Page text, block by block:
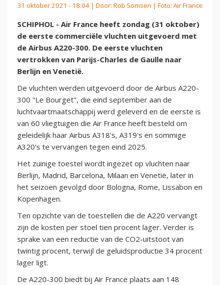
31 oktober 2021 - 18:04 | Door: Rob Somsen | Foto: Air France
SCHIPHOL - Air France heeft zondag (31 oktober)
de eerste commerciële vluchten uitgevoerd met
de Airbus A220-300. De eerste vluchten
vertrokken van Parijs-Charles de Gaulle naar
Berlijn en Venetië.
De vluchten werden uitgevoerd door de Airbus A220-
300 "Le Bourget", die eind september aan de
luchtvaartmaatschappij werd geleverd en de eerste is
van 60 vliegtuigen die Air France heeft besteld om
geleidelijk haar Airbus A318's, A319's en sommige
A320's te vervangen tegen eind 2025.
Het zuinige toestel wordt ingezet op vluchten naar
Berlijn, Madrid, Barcelona, Milaan en Venetië, later in
het seizoen gevolgd door Bologna, Rome, Lissabon en
Kopenhagen.
Ten opzichte van de toestellen die de A220 vervangt
zijn de kosten per stoel tien procent lager. Verder is
sprake van een reductie van de CO2-uitstoot van
twintig procent, terwijl de geluidsproductie 34 procent
lager ligt.
De A220-300 biedt bij Air France plaats aan 148